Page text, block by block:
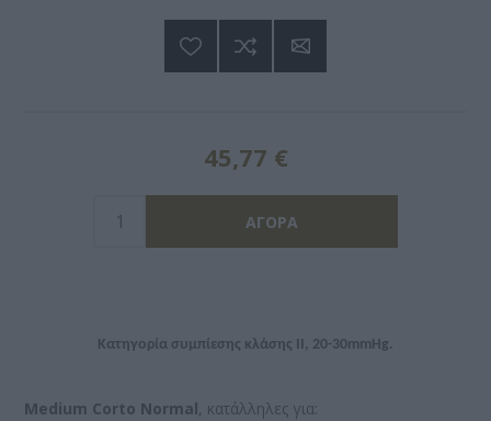
45,77 €
Κατηγορία συμπίεσης κλάσης II, 20-30mmHg.
Medium Corto Normal, κατάλληλες για: